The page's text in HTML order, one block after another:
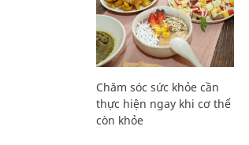
Chăm sóc sức khỏe cần
thực hiện ngay khi cơ thể
còn khỏe